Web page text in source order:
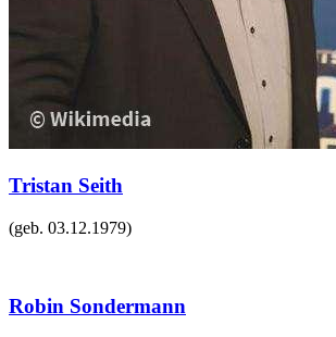
Tristan Seith
(geb. 03.12.1979)
Robin Sondermann